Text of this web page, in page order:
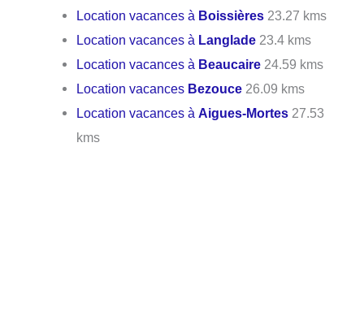
Location vacances à Boissières 23.27 kms
Location vacances à Langlade 23.4 kms
Location vacances à Beaucaire 24.59 kms
Location vacances Bezouce 26.09 kms
Location vacances àAigues-Mortes 27.53
kms